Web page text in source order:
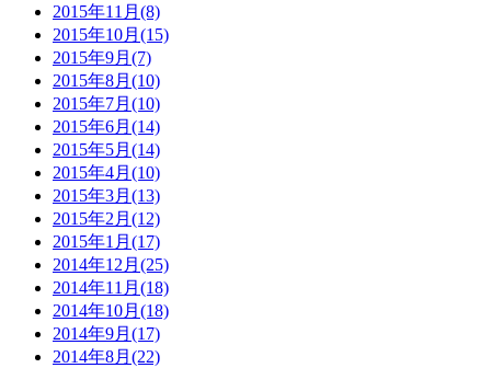
2015年11月(8)
2015年10月(15)
2015年9月(7)
2015年8月(10)
2015年7月(10)
2015年6月(14)
2015年5月(14)
2015年4月(10)
2015年3月(13)
2015年2月(12)
2015年1月(17)
2014年12月(25)
2014年11月(18)
2014年10月(18)
2014年9月(17)
2014年8月(22)